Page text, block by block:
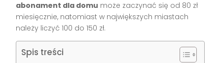
abonament dla domu może zaczynać się od 80 zł
miesięcznie, natomiast w największych miastach
należy liczyć 100 do 150 zł.
Spis treści